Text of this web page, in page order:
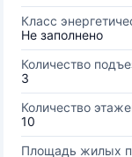
Класс
Не заполнено
Количество
3
Количество
10
Площадь жилых